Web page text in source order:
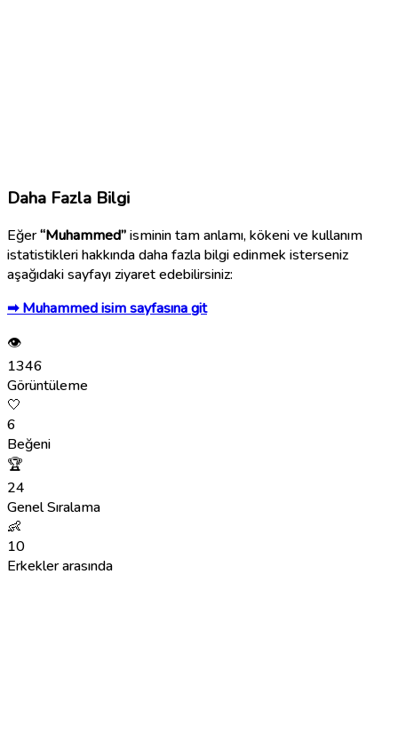
Daha Fazla Bilgi
Eğer“Muhammed”isminin tam anlamı, kökeni ve kullanım
istatistikleri hakkında daha fazla bilgi edinmek isterseniz
aşağıdaki sayfayı ziyaret edebilirsiniz:
➡ Muhammed isim sayfasına git
👁
1346
Görüntüleme
🤍
6
Beğeni
🏆
24
Genel Sıralama
👶
10
Erkekler arasında